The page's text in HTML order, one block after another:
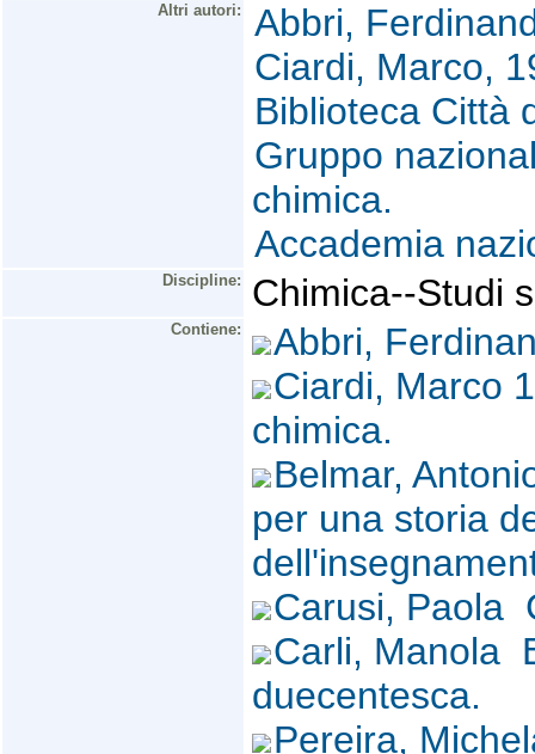
Altri autori:
Abbri,
Ciardi, Marco,
Biblioteca Città
Gruppo
chimica.
Accademia
Discipline: Chimica--Studi
Contiene:
Abbri,
Ciardi, Marco
chimica.
Belmar,
per una storia
Carusi, Paola
Carli, Manola
duecentesca.
Pereira,